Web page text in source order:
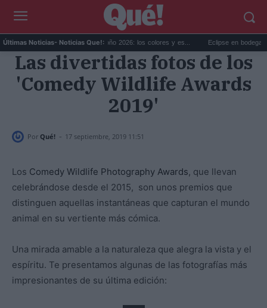
Últimas Noticias- Noticias Que!:
Tendencias decoración otoño 2026: los colores y es... Eclipse en bodegas de
Las divertidas fotos de los
'Comedy Wildlife Awards
2019'
Por Qué! - 17 septiembre, 2019 11:51
Los Comedy Wildlife Photography Awards, que llevan
celebrándose desde el 2015, son unos premios que
distinguen aquellas instantáneas que capturan el mundo
animal en su vertiente más cómica.
Una mirada amable a la naturaleza que alegra la vista y el
espíritu. Te presentamos algunas de las fotografías más
impresionantes de su última edición: